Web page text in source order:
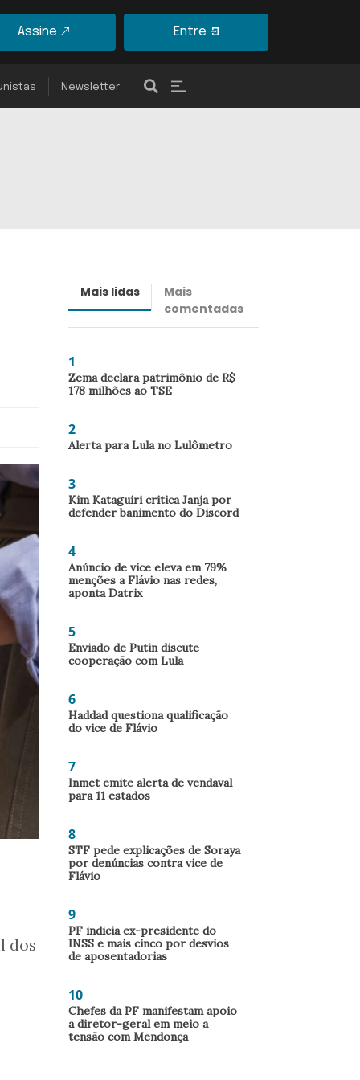
Assine Entre
Newsletter
dos
Mais lidas
Mais
comentadas
1
Zema declara patrimônio de R$
178 milhões ao TSE
2
Alerta para Lula no Lulômetro
3
Kim Kataguiri critica Janja por
defender banimento do Discord
4
Anúncio de vice eleva em 79%
menções a Flávio nas redes,
aponta Datrix
5
Enviado de Putin discute
cooperação com Lula
6
Haddad questiona qualificação
do vice de Flávio
7
Inmet emite alerta de vendaval
para 11 estados
8
STF pede explicações de Soraya
por denúncias contra vice de
Flávio
9
PF indicia ex-presidente do
INSS e mais cinco por desvios
de aposentadorias
10
Chefes da PF manifestam apoio
a diretor-geral em meio a
tensão com Mendonça